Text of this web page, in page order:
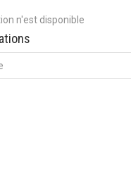
n'est disponible